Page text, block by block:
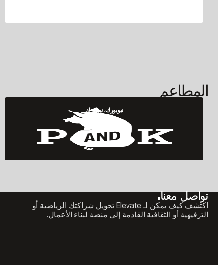
المطاعم
نيويورك، نيويورك
تواصل معنا.
اكتشف كيف يمكن لـ Elevate تحويل شراكتك الرياضية أو
الترفيهية أو الثقافية القادمة إلى منصة لبناء الأعمال.